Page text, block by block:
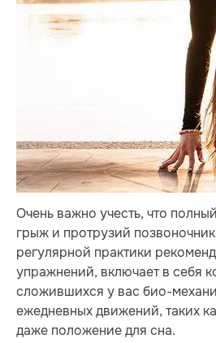
Очень важно учесть, что
грыж и протрузий
регулярной практики
упражнений, включает в себя
сложившихся у вас био-
ежедневных движений, таких
даже положение для сна.